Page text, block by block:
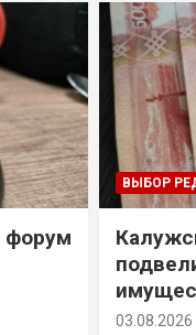
форум
ВЫБОР
03.08.2026